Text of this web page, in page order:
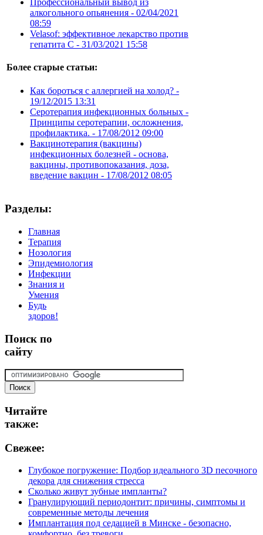
Профессиональный вывод из
алкогольного опьянения - 02/04/2021
08:59
Velasof: эффективное лекарство против
гепатита С - 31/03/2021 15:58
Более старые статьи:
Как бороться с аллергией на холод? -
19/12/2015 13:31
Серотерапия инфекционных больных -
Принципы серотерапии, осложнения,
профилактика. - 17/08/2012 09:00
Вакцинотерапия (вакцины)
инфекционных болезней - основа,
вакцины, противопоказания, доза,
введение вакцин - 17/08/2012 08:05
Разделы:
Главная
Терапия
Нозология
Эпидемиология
Инфекции
Знания и
Умения
Будь
здоров!
Поиск по
сайту
Читайте
также:
Свежее:
Глубокое погружение: Подбор идеального 3D песочного
декора для снижения стресса
Сколько живут зубные импланты?
Гранулирующий периодонтит: причины, симптомы и
современные методы лечения
Имплантация под седацией в Минске - безопасно,